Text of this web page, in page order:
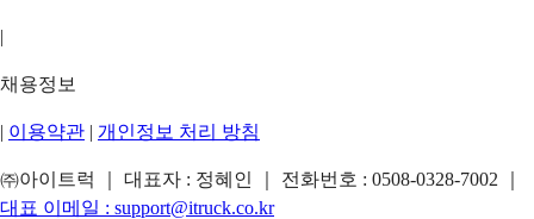
|
채용정보
| 이용약관 | 개인정보 처리 방침
㈜아이트럭 ｜ 대표자 : 정혜인 ｜ 전화번호 : 0508-0328-7002
대표 이메일 : support@itruck.co.kr